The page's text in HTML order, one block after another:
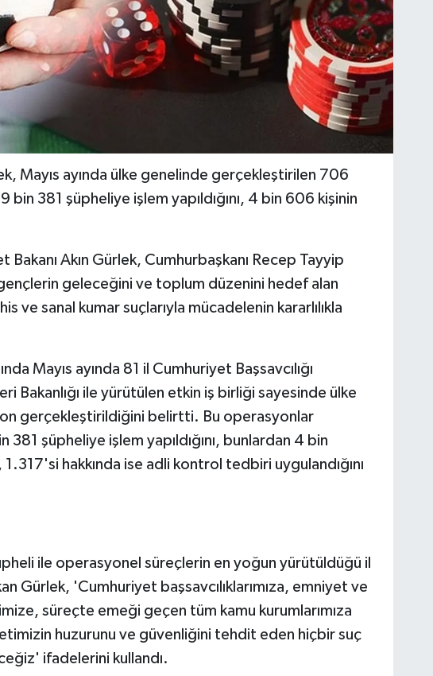
Mayıs ayında ülke genelinde gerçekleştirilen 706
bin 381 şüpheliye işlem yapıldığını, 4 bin 606 kişinin
Bakanı Akın Gürlek, Cumhurbaşkanı Recep Tayyip
geleceğini ve toplum düzenini hedef alan
ve sanal kumar suçlarıyla mücadelenin kararlılıkla
Mayıs ayında 81 il Cumhuriyet Başsavcılığı
Bakanlığı ile yürütülen etkin iş birliği sayesinde ülke
gerçekleştirildiğini belirtti. Bu operasyonlar
381 şüpheliye işlem yapıldığını, bunlardan 4 bin
1.317'si hakkında ise adli kontrol tedbiri uygulandığını
ile operasyonel süreçlerin en yoğun yürütüldüğü il
Gürlek, 'Cumhuriyet başsavcılıklarımıza, emniyet ve
süreçte emeği geçen tüm kamu kurumlarımıza
huzurunu ve güvenliğini tehdit eden hiçbir suç
ifadelerini kullandı.